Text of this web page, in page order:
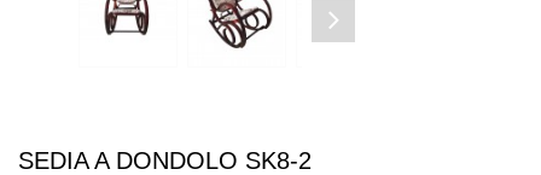
SEDIA A DONDOLO SK8-2